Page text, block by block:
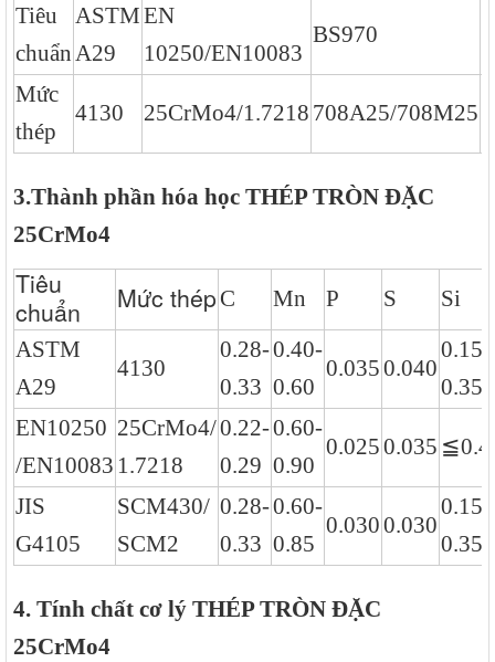
Tiêu
chuẩn
ASTM
A29
EN
10250/EN10083
BS970
Mức
thép
4130 25CrMo4/1.7218 708A25/708M25
3.Thành phần hóa học THÉP TRÒN ĐẶC
25CrMo4
Tiêu
chuẩn
Mức thép C Mn P S
Si
ASTM
A29
4130
0.28-
0.33
0.40-
0.60
0.0350.040
0.15-
0.35
EN10250
/EN10083
25CrMo4/
1.7218
0.22-
0.29
0.60-
0.90
0.0250.035 ≦
JIS
G4105
SCM430/
SCM2
0.28-
0.33
0.60-
0.85
0.0300.030
0.15-
0.35
4. Tính chất cơ lý THÉP TRÒN ĐẶC
25CrMo4